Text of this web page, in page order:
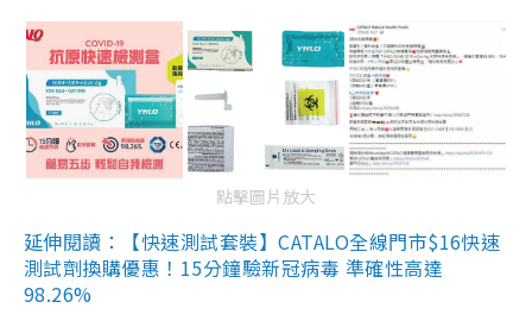
點擊圖片放大
延伸閱讀：【快速測試套裝】CATALO全線門市$16快速
測試劑換購優惠！15分鐘驗新冠病毒 準確性高達
98.26%